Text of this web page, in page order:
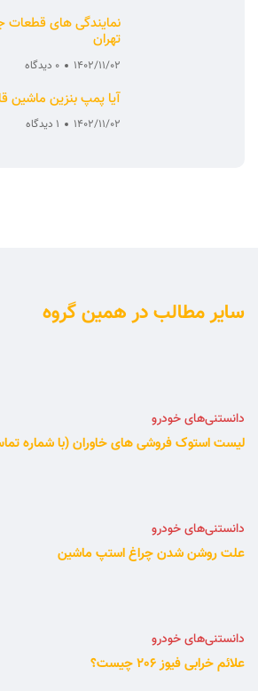
نمایندگی های قطعات
تهران
1402/11/02 0 دیدگاه
آیا پمپ بنزین ماشین
1402/11/02 1 دیدگاه
سایر مطالب در همین گروه
دانستنی‌های خودرو
لیست استوک فروشی های خاوران (با شماره
دانستنی‌های خودرو
علت روشن شدن چراغ استپ ماشین
دانستنی‌های خودرو
علائم خرابی فیوز 206 چیست؟